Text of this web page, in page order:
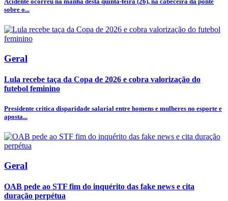
sobre o...
Geral
Lula recebe taça da Copa de 2026 e cobra valorização do
futebol feminino
Presidente critica disparidade salarial entre homens e mulheres no esporte e
aposta...
Geral
OAB pede ao STF fim do inquérito das fake news e cita
duração perpétua